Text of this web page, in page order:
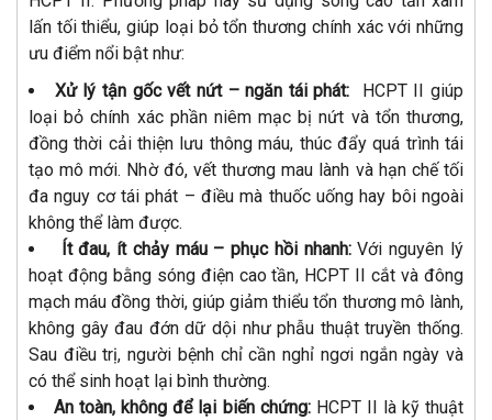
lấn tối thiểu, giúp loại bỏ tổn thương chính xác với những
ưu điểm nổi bật như:
Xử lý tận gốc vết nứt – ngăn tái phát:
HCPT II giúp
loại bỏ chính xác phần niêm mạc bị nứt và tổn thương,
đồng thời cải thiện lưu thông máu, thúc đẩy quá trình tái
tạo mô mới. Nhờ đó, vết thương mau lành và hạn chế tối
đa nguy cơ tái phát – điều mà thuốc uống hay bôi ngoài
không thể làm được.
Ít đau, ít chảy máu – phục hồi nhanh:Với nguyên lý
hoạt động bằng sóng điện cao tần, HCPT II cắt và đông
mạch máu đồng thời, giúp giảm thiểu tổn thương mô lành,
không gây đau đớn dữ dội như phẫu thuật truyền thống.
Sau điều trị, người bệnh chỉ cần nghỉ ngơi ngắn ngày và
có thể sinh hoạt lại bình thường.
An toàn, không để lại biến chứng:HCPT II là kỹ thuật